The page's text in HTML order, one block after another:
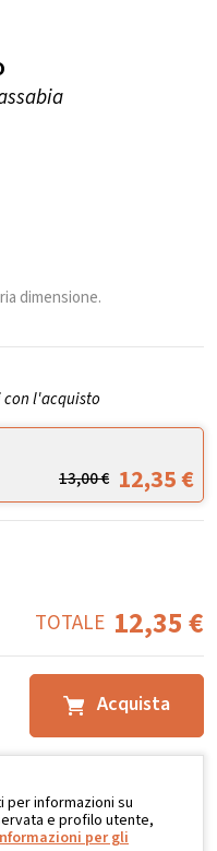
dimensione.
l'acquisto
13,00€ 12,35€
TOTALE 12,35€
Acquista
per informazioni su
e profilo utente,
per gli